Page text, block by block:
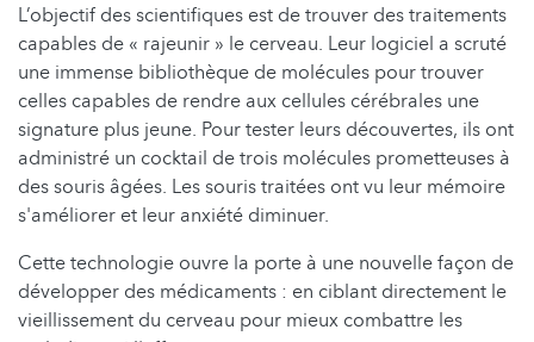
L’objectif des scientifiques est de trouver des traitements
capables de « rajeunir » le cerveau. Leur logiciel a scruté
une immense bibliothèque de molécules pour trouver
celles capables de rendre aux cellules cérébrales une
signature plus jeune. Pour tester leurs découvertes, ils ont
administré un cocktail de trois molécules prometteuses à
des souris âgées. Les souris traitées ont vu leur mémoire
s'améliorer et leur anxiété diminuer.
Cette technologie ouvre la porte à une nouvelle façon de
développer des médicaments : en ciblant directement le
vieillissement du cerveau pour mieux combattre les